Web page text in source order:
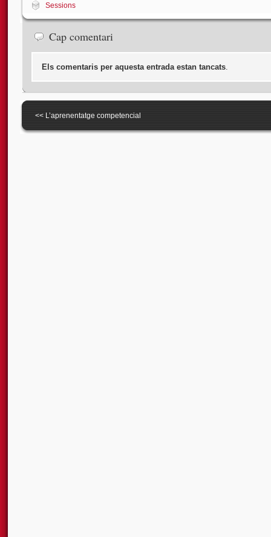
Sessions
Cap comentari
Els comentaris per aquesta entrada estan tancats
<< L’aprenentatge competencial